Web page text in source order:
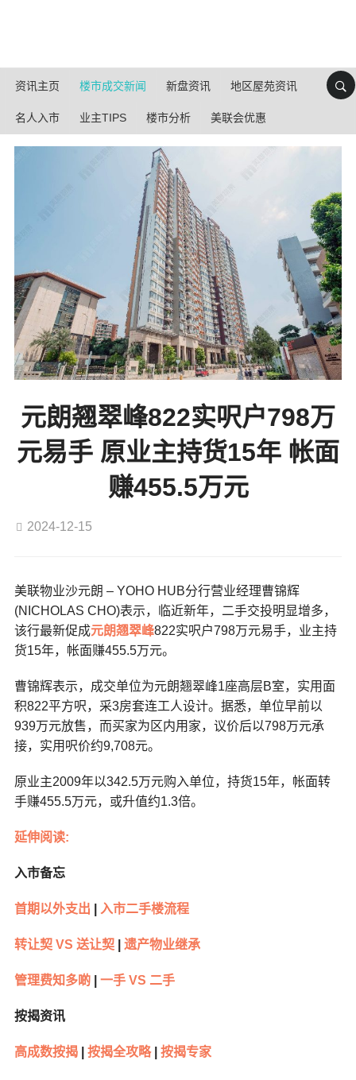
资讯主页 楼市成交新闻 新盘资讯 地区屋苑资讯
名人入市 业主TIPS 楼市分析 美联会优惠
元朗翘翠峰822实呎户798万
元易手 原业主持货15年 帐面
赚455.5万元
2024-12-15
美联物业沙元朗 – YOHO HUB分行营业经理曹锦辉
(NICHOLAS CHO)表示，临近新年，二手交投明显增多，
该行最新促成元朗翘翠峰822实呎户798万元易手，业主持
货15年，帐面赚455.5万元。
曹锦辉表示，成交单位为元朗翘翠峰1座高层B室，实用面
积822平方呎，采3房套连工人设计。据悉，单位早前以
939万元放售，而买家为区内用家，议价后以798万元承
接，实用呎价约9,708元。
原业主2009年以342.5万元购入单位，持货15年，帐面转
手赚455.5万元，或升值约1.3倍。
延伸阅读:
入市备忘
首期以外支出 入市二手楼流程
转让契 VS 送让契| 遗产物业继承
管理费知多啲| 一手 VS 二手
按揭资讯
高成数按揭| 按揭全攻略| 按揭专家